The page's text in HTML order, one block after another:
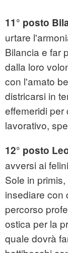
11° posto
urtare
Bilancia e far
dalla loro
con l'amato
districarsi in
effemeridi per
lavorativo,
12° posto
avversi ai
Sole in
insediare con
percorso
ostica per la
quale dovrà